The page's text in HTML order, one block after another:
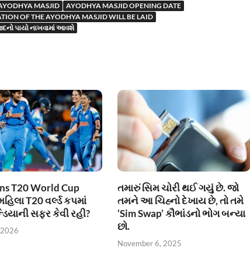
MASJID
AYODHYA MASJID OPENING DATE
OF THE AYODHYA MASJID WILL BE LAID
પાયો નાખવામાં આવશે
T20 World Cup
T20 વર્લ્ડ કપમાં
સફર કેવી રહી?
તમારું સિમ ચોરી થઈ ગયું છે. જો
તમને આ ચિહ્નો દેખાય છે, તો તમે
‘Sim Swap’ કૌભાંડનો ભોગ બન્યા
છો.
November 6, 2025